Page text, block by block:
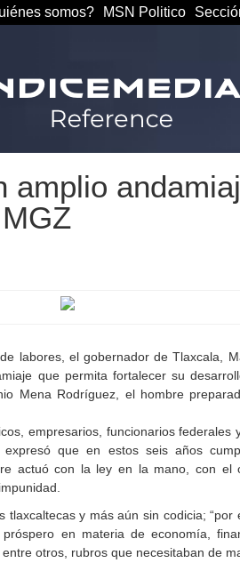
somos? MSN Politico
amplio
labores, el gobernador de Tlaxcala,
que permita fortalecer su
Mena Rodríguez, el hombre
empresarios, funcionarios federales
expresó que en estos seis años
actuó con la ley en la mano, con el
tlaxcaltecas y más aún sin codicia; “por
en materia de economía,
otros, rubros que necesitaban de